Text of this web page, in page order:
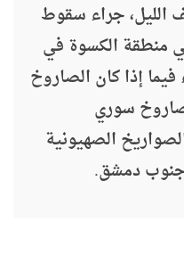
الليل، جراء سقوط
منطقة الكسوة في
إذا كان الصاروخ
سوري
الصهيونية
دمشق.